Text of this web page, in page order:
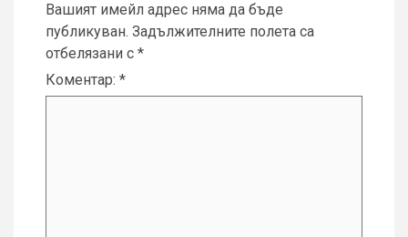
Вашият имейл адрес няма да бъде
публикуван. Задължителните полета са
отбелязани с *
Коментар: *